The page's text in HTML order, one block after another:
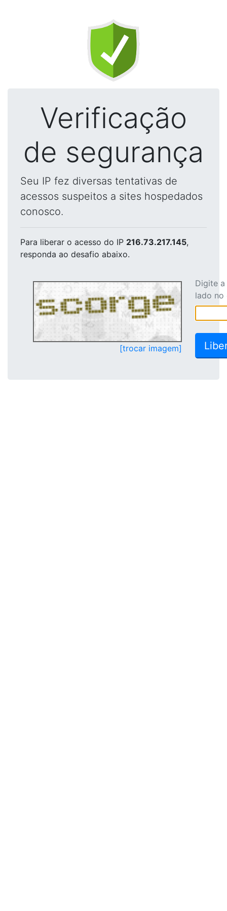
Verificação
de segurança
Seu IP fez diversas tentativas de
acessos suspeitos a sites hospedados
conosco.
Para liberar o acesso do IP 216.73.217.145,
responda ao desafio abaixo.
[trocar imagem]
Digite
lado no